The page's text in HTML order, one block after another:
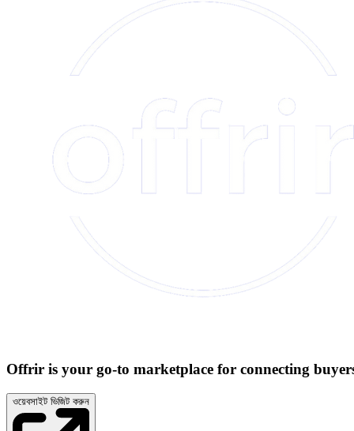
Offrir is your go-to marketplace for connecting
ওয়েবসাইট ভিজিট করুন